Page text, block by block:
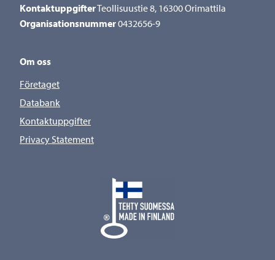
KontaktuppgifterTeollisuustie 8, 16300 Orimattila
Organisationsnummer0432656-9
Om oss
Företaget
Databank
Kontaktuppgifter
Privacy Statement